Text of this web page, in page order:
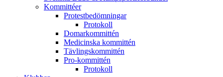
Kommittéer
Protestbedömningar
Protokoll
Domarkommittén
Medicinska kommittén
Tävlingskommittén
Pro-kommittén
Protokoll